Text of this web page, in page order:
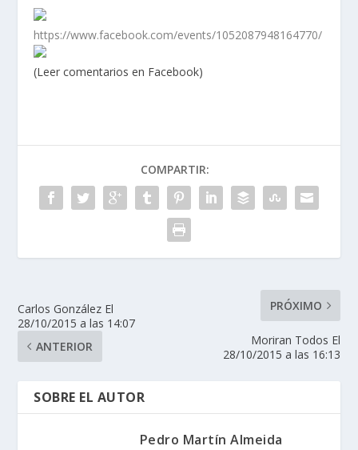
https://www.facebook.com/events/1052087948164770/
(Leer comentarios en Facebook)
COMPARTIR:
Carlos González El
28/10/2015 a las 14:07
ANTERIOR
PRÓXIMO
Moriran Todos El
28/10/2015 a las 16:13
SOBRE EL AUTOR
Pedro Martín Almeida